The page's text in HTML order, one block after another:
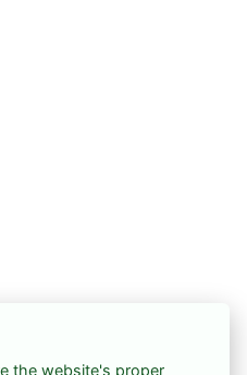
the website's proper